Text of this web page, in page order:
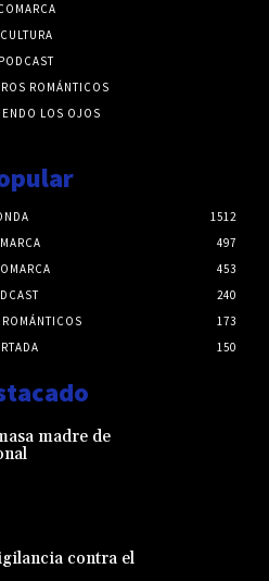
CULTURA
PODCAST
ROMÁNTICOS
LOS OJOS
1512
497
453
240
173
150
madre de
contra el